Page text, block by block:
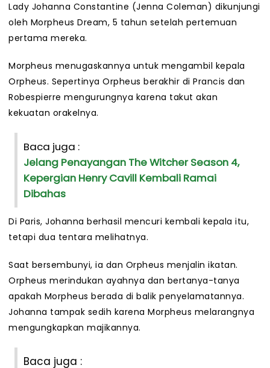
Lady Johanna Constantine (Jenna Coleman) dikunjungi
oleh Morpheus Dream, 5 tahun setelah pertemuan
pertama mereka.
Morpheus menugaskannya untuk mengambil kepala
Orpheus. Sepertinya Orpheus berakhir di Prancis dan
Robespierre mengurungnya karena takut akan
kekuatan orakelnya.
Baca juga :
Jelang Penayangan The Witcher Season 4,
Kepergian Henry Cavill Kembali Ramai
Dibahas
Di Paris, Johanna berhasil mencuri kembali kepala itu,
tetapi dua tentara melihatnya.
Saat bersembunyi, ia dan Orpheus menjalin ikatan.
Orpheus merindukan ayahnya dan bertanya-tanya
apakah Morpheus berada di balik penyelamatannya.
Johanna tampak sedih karena Morpheus melarangnya
mengungkapkan majikannya.
Baca juga :